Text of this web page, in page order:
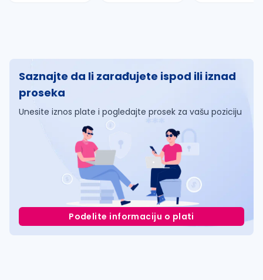
Saznajte da li zarađujete ispod ili iznad
proseka
Unesite iznos plate i pogledajte prosek za vašu poziciju
Podelite informaciju o plati